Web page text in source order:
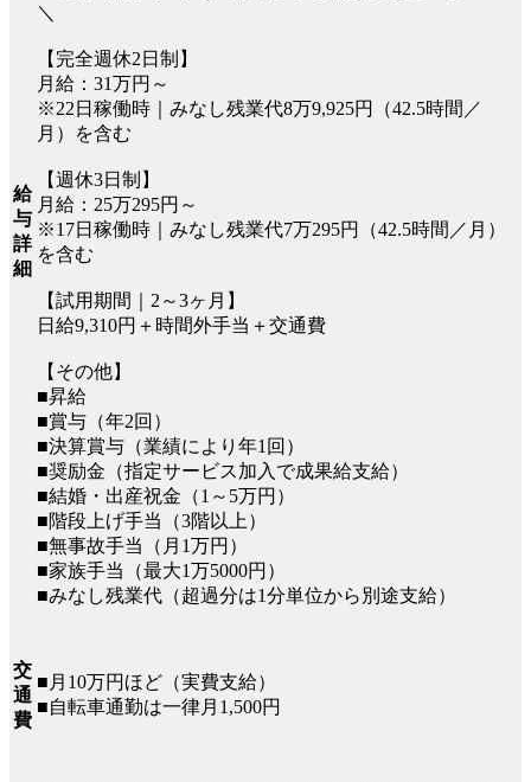
給
与
詳
細
＼
【完全週休2日制】
月給：31万円～
※22日稼働時｜みなし残業代8万9,925円（42.5時間／
月）を含む
【週休3日制】
月給：25万295円～
※17日稼働時｜みなし残業代7万295円（42.5時間／月）
を含む
【試用期間｜2～3ヶ月】
日給9,310円＋時間外手当＋交通費
【その他】
■昇給
■賞与（年2回）
■決算賞与（業績により年1回）
■奨励金（指定サービス加入で成果給支給）
■結婚・出産祝金（1～5万円）
■階段上げ手当（3階以上）
■無事故手当（月1万円）
■家族手当（最大1万5000円）
■みなし残業代（超過分は1分単位から別途支給）
交
通
費
■月10万円ほど（実費支給）
■自転車通勤は一律月1,500円